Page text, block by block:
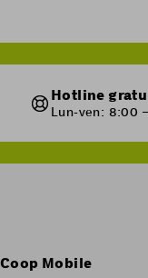
Hotline
Lun-ven: 8:00
Coop Mobile